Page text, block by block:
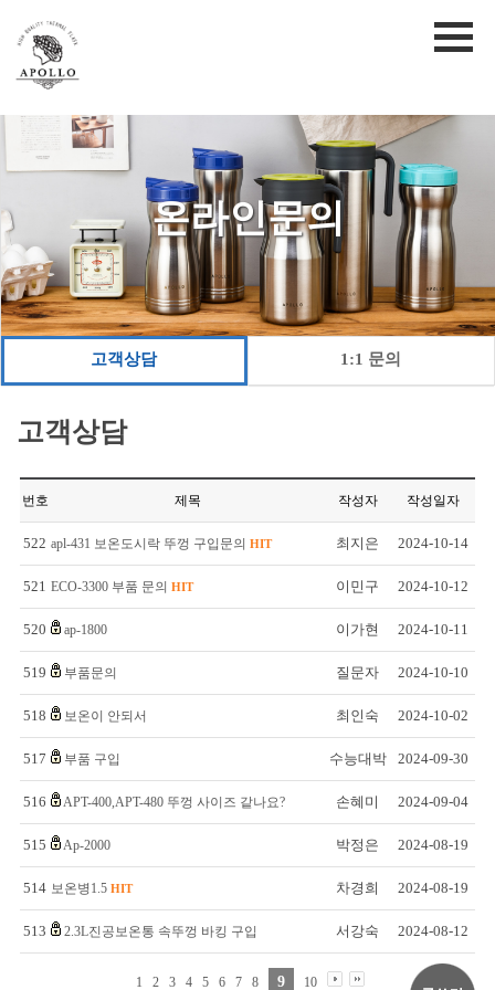
온라인문의
고객상담 1:1 문의
고객상담
번호 제목 작성자 작성일자
522 apl-431 보온도시락 뚜껑 구입문의 HIT 최지은 2024-10-14
521 ECO-3300 부품 문의 HIT 이민구 2024-10-12
520 ap-1800 이가현 2024-10-11
519 부품문의 질문자 2024-10-10
518 보온이 안되서 최인숙 2024-10-02
517 부품 구입 수능대박 2024-09-30
516 APT-400,APT-480 뚜껑 사이즈 같나요? 손혜미 2024-09-04
515 Ap-2000 박정은 2024-08-19
514 보온병1.5 HIT 차경희 2024-08-19
513 2.3L진공보온통 속뚜껑 바킹 구입 서강숙 2024-08-12
1 2 3 4 5 6 7 8 9 10